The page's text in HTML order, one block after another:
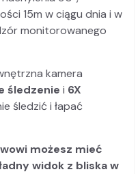
15m w ciągu dnia i w
monitorowanego
kamera
śledzenie i 6X
śledzić i łapać
możesz mieć
widok z bliska w